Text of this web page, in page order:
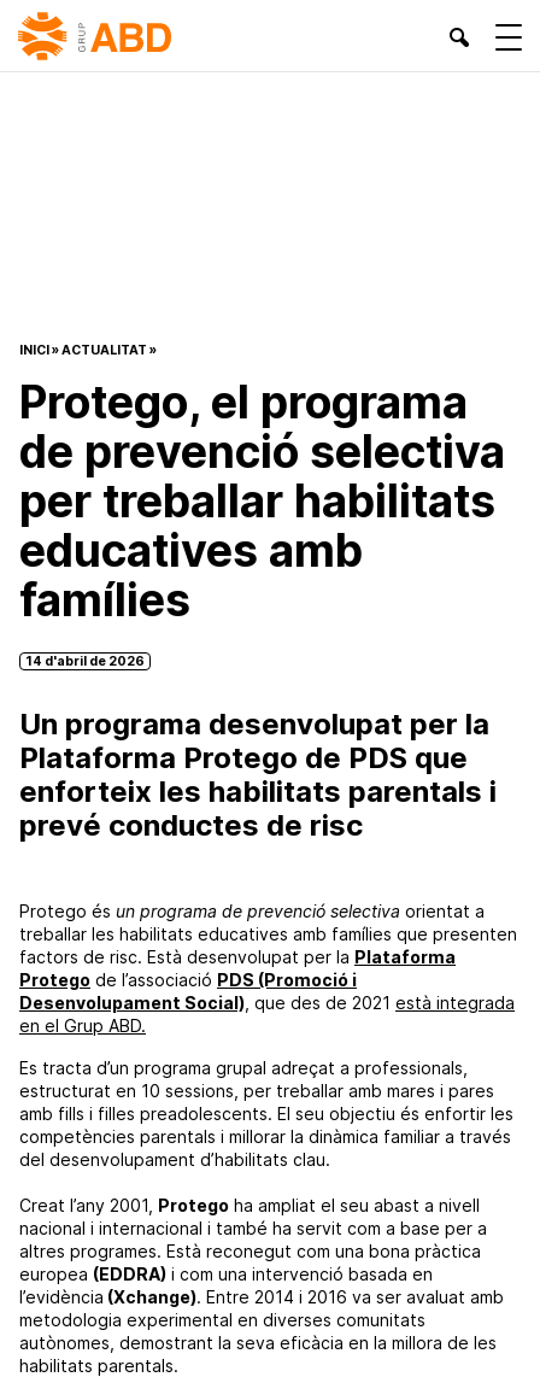
INICI»ACTUALITAT »
Protego, el programa
de prevenció selectiva
per treballar habilitats
educatives amb
famílies
14 d'abril de 2026
Un programa desenvolupat per la
Plataforma Protego de PDS que
enforteix les habilitats parentals i
prevé conductes de risc
Protego és un programa de prevenció selectiva orientat a
treballar les habilitats educatives amb famílies que presenten
factors de risc. Està desenvolupat per la Plataforma
Protego de l’associació PDS (Promoció i
Desenvolupament Social) , que des de 2021 està integrada
en el Grup ABD.
Es tracta d’un programa grupal adreçat a professionals,
estructurat en 10 sessions, per treballar amb mares i pares
amb fills i filles preadolescents. El seu objectiu és enfortir les
competències parentals i millorar la dinàmica familiar a través
del desenvolupament d’habilitats clau.
Creat l’any 2001, Protego ha ampliat el seu abast a nivell
nacional i internacional i també ha servit com a base per a
altres programes. Està reconegut com una bona pràctica
europea (EDDRA) i com una intervenció basada en
l’evidència (Xchange). Entre 2014 i 2016 va ser avaluat amb
metodologia experimental en diverses comunitats
autònomes, demostrant la seva eficàcia en la millora de les
habilitats parentals.